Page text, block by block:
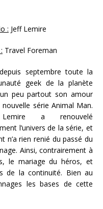
: Jeff Lemire
Travel Foreman
depuis septembre toute la
geek de la planète
peu partout son amour
série Animal Man.
a renouvelé
l’univers de la série, et
n’a rien renié du passé du
Ainsi, contrairement à
le mariage du héros, et
de la continuité. Bien au
les bases de cette